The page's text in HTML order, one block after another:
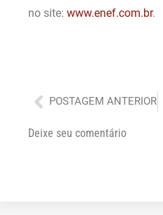
no site: www.enef.com.br.
Anterior
POSTAGEM ANTERIOR
Deixe seu comentário